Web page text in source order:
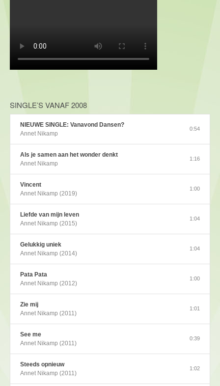
SINGLE’S VANAF 2008
NIEUWE SINGLE: Vanavond Dansen?
Annet Nikamp
0:54
Als je samen aan het wonder denkt
Annet Nikamp
1:16
Vincent
Annet Nikamp (2019)
1:00
Liefde van mijn leven
Annet Nikamp (2015)
1:04
Gelukkig uniek
Annet Nikamp (2014)
1:04
Pata Pata
Annet Nikamp (2012)
1:00
Zie mij
Annet Nikamp (2011)
1:01
See me
Annet Nikamp (2011)
0:39
Steeds opnieuw
Annet Nikamp (2011)
1:02